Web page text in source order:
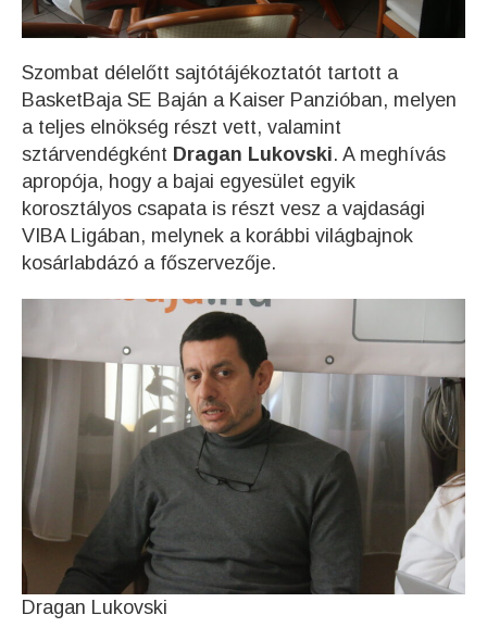
Szombat délelőtt sajtótájékoztatót tartott a
BasketBaja SE Baján a Kaiser Panzióban, melyen
a teljes elnökség részt vett, valamint
sztárvendégként Dragan Lukovski. A meghívás
apropója, hogy a bajai egyesület egyik
korosztályos csapata is részt vesz a vajdasági
VIBA Ligában, melynek a korábbi világbajnok
kosárlabdázó a főszervezője.
Dragan Lukovski